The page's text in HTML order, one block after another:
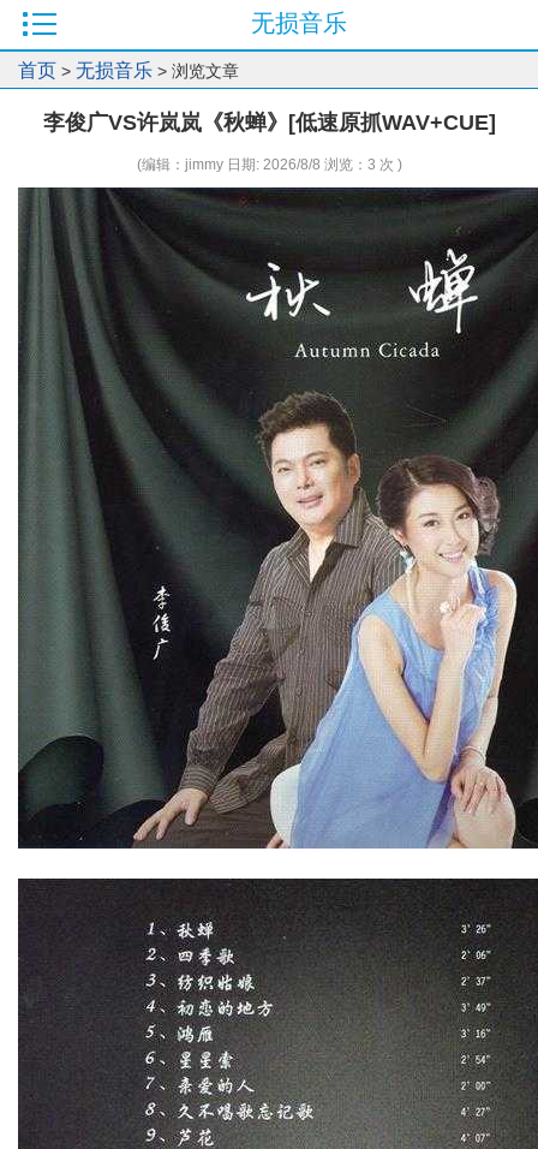
无损音乐
首页 > 无损音乐 > 浏览文章
李俊广VS许岚岚《秋蝉》[低速原抓WAV+CUE]
(编辑：jimmy 日期: 2026/8/8 浏览：3 次 )